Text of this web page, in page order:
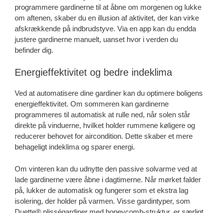
programmere gardinerne til at åbne om morgenen og lukke
om aftenen, skaber du en illusion af aktivitet, der kan virke
afskrækkende på indbrudstyve. Via en app kan du endda
justere gardinerne manuelt, uanset hvor i verden du
befinder dig.
Energieffektivitet og bedre indeklima
Ved at automatisere dine gardiner kan du optimere boligens
energieffektivitet. Om sommeren kan gardinerne
programmeres til automatisk at rulle ned, når solen står
direkte på vinduerne, hvilket holder rummene køligere og
reducerer behovet for aircondition. Dette skaber et mere
behageligt indeklima og sparer energi.
Om vinteren kan du udnytte den passive solvarme ved at
lade gardinerne være åbne i dagtimerne. Når mørket falder
på, lukker de automatisk og fungerer som et ekstra lag
isolering, der holder på varmen. Visse gardintyper, som